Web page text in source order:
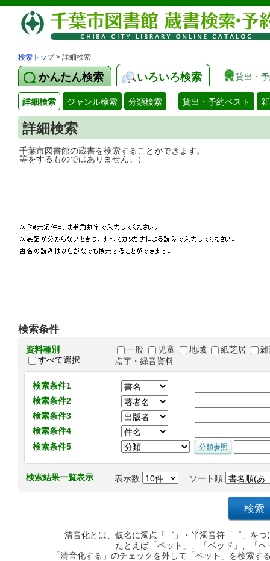
検索トップ> 詳細検索
かんたん検索 いろいろ検索 貸出・
詳細検索 ジャンル検索 分類検索 貸出・予約ベスト
詳細検索
千葉市図書館の蔵書を検索することがで
等をするものではありません。）
検索条件
資料種別
すべて選択
一般 児童 地域 紙芝居
点字・録音資料
検索条件1
検索条件2
検索条件3
検索条件4
検索条件5
検索結果一覧表示 表示数 ソート順
清音化とは、仮名に濁点「゛」・半濁音符「゜」を
たとえば「ペット」、「ベッド」、「
「清音化する」のチェックを外して「ペット」を検索